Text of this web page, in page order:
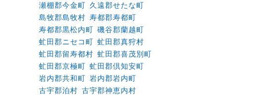
瀬棚郡今金町 久遠郡せたな町
島牧郡島牧村 寿都郡寿都町
寿都郡黒松内町 磯谷郡蘭越町
虻田郡ニセコ町 虻田郡真狩村
虻田郡留寿都村 虻田郡喜茂別町
虻田郡京極町 虻田郡倶知安町
岩内郡共和町 岩内郡岩内町
古宇郡泊村 古宇郡神恵内村